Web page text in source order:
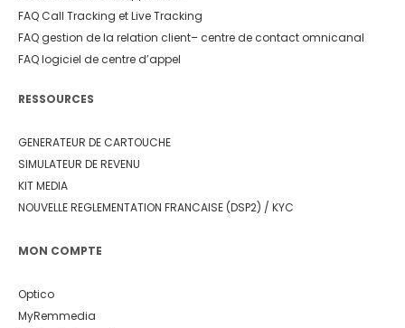
FAQ Call Tracking et Live Tracking
FAQ gestion de la relation client– centre de contact omnicanal
FAQ logiciel de centre d’appel
RESSOURCES
GENERATEUR DE CARTOUCHE
SIMULATEUR DE REVENU
KIT MEDIA
NOUVELLE REGLEMENTATION FRANCAISE (DSP2) / KYC
MON COMPTE
Optico
MyRemmedia